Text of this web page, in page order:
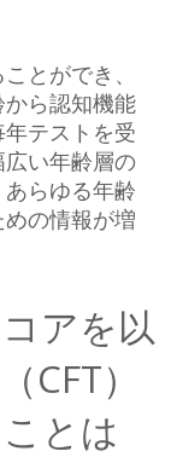
とができ、
ら認知機能
テストを受
い年齢層の
らゆる年齢
の情報が増
アを以
CFT）
とは